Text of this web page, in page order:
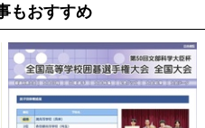
もおすすめ